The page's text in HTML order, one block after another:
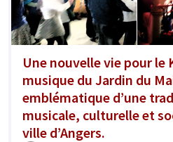
Une nouvelle vie pour le
musique du Jardin du
emblématique d’une
musicale, culturelle et
ville d’Angers.